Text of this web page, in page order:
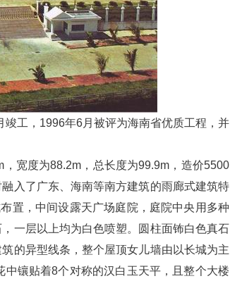
工，1996年6月被评为海南省优质工程，并
宽度为88.2m，总长度为99.9m，造价5500
入了广东、海南等南方建筑的雨廊式建筑特
置，中间设露天广场庭院，庭院中央用多种
一层以上均为白色喷塑。圆柱面钸白色真石
的异型线条，整个屋顶女儿墙由以长城为主
镶贴着8个对称的汉白玉天平，且整个大楼